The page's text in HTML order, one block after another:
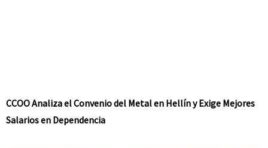
CCOO Analiza el Convenio del Metal en Hellín y Exige Mejores
Salarios en Dependencia